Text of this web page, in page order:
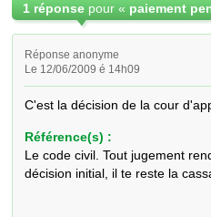
1 réponse pour «
Réponse anonyme
Le 12/06/2009 é 14h09
C'est la décision de la cour
Référence(s) :
Le code civil. Tout jugement
décision initial, il te reste la